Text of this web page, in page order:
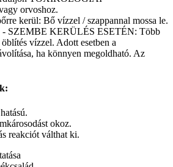
orvoshoz.
kerül: Bő vízzel / szappannal mossa le.
- SZEMBE KERÜLÉS ESETÉN: Több
vízzel. Adott esetben a
ha könnyen megoldható. Az
okoz.
reakciót válthat ki.